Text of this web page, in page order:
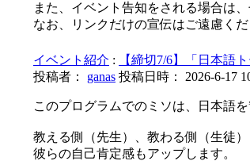
また、イベント告知をされる場合は
なお、リンクだけの宣伝はご遠慮くだ
イベント紹介 :
【締切7/6】「日本語
投稿者： ganas 投稿日時： 2026-6-17
このプログラムでのミソは、日本語
教える側（先生）、教わる側（生徒
彼らの自己肯定感もアップします。